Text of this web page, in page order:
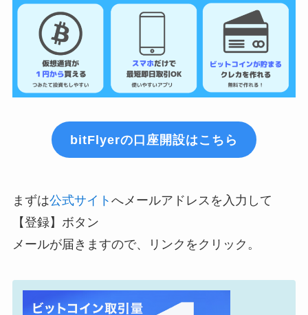
bitFlyerの口座開設はこちら
まずは公式サイト へメールアドレスを入力して
【登録】ボタン
メールが届きますので、リンクをクリック。